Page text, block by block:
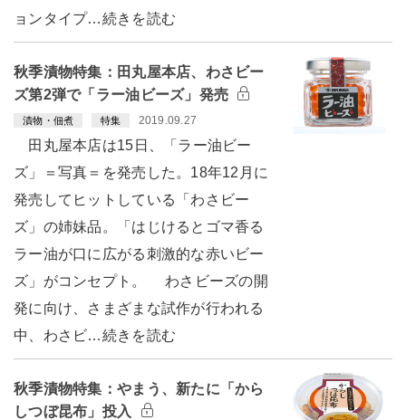
ョンタイプ…続きを読む
秋季漬物特集：田丸屋本店、わさビー
ズ第2弾で「ラー油ビーズ」発売
漬物・佃煮 特集 2019.09.27
田丸屋本店は15日、「ラー油ビー
ズ」＝写真＝を発売した。18年12月に
発売してヒットしている「わさビー
ズ」の姉妹品。「はじけるとゴマ香る
ラー油が口に広がる刺激的な赤いビー
ズ」がコンセプト。 わさビーズの開
発に向け、さまざまな試作が行われる
中、わさビ…続きを読む
秋季漬物特集：やまう、新たに「から
しつぼ昆布」投入